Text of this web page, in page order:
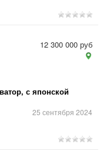
с японской
25 сентября 2024
12 300 000 руб